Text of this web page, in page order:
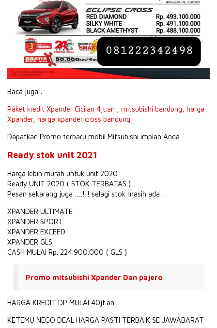
Baca juga :
Paket kredit Xpander Cicilan 4jt.an , mitsubishi bandung, harga
Xpander, harga xpander cross bandung
Dapatkan Promo terbaru mobil Mitsubishi impian Anda.
Ready stok unit 2021
Harga lebih murah untuk unit 2020
Ready UNIT 2020 ( STOK TERBATAS )
Pesan sekarang juga ….!!! selagi stok masih ada…
XPANDER ULTIMATE
XPANDER SPORT
XPANDER EXCEED
XPANDER GLS
CASH MULAI Rp. 224.900.000 ( GLS )
Promo mitsubishi Xpander Dan pajero
HARGA KREDIT DP MULAI 40jt.an
KETEMU NEGO DEAL HARGA PASTI TERBAIK SE JAWABARAT